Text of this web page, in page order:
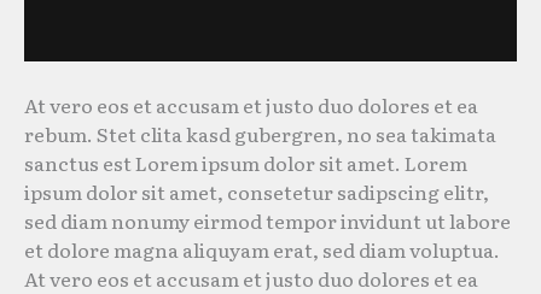
At vero eos et accusam et justo duo dolores et ea
rebum. Stet clita kasd gubergren, no sea takimata
sanctus est Lorem ipsum dolor sit amet. Lorem
ipsum dolor sit amet, consetetur sadipscing elitr,
sed diam nonumy eirmod tempor invidunt ut labore
et dolore magna aliquyam erat, sed diam voluptua.
At vero eos et accusam et justo duo dolores et ea